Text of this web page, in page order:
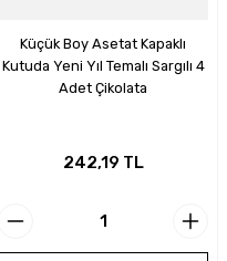
Küçük Boy Asetat Kapaklı
Kutuda Yeni Yıl Temalı Sargılı 4
Adet Çikolata
242,19 TL